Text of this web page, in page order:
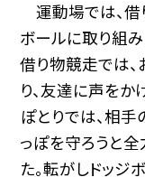
運動場では、借
ボールに取り組み
借り物競走では
り、友達に声をか
ぽとりでは、相
っぽを守ろうと
た。転がしドッジ